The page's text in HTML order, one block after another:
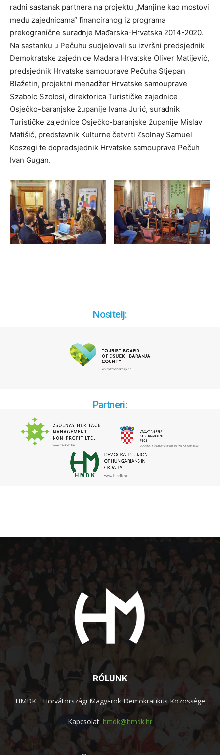
radni sastanak partnera na projektu „Manjine kao mostovi
među zajednicama“ financiranog iz programa
prekogranične suradnje Mađarska-Hrvatska 2014-2020.
Na sastanku u Pečuhu sudjelovali su izvršni predsjednik
Demokratske zajednice Mađara Hrvatske Oliver Matijević,
predsjednik Hrvatske samouprave Pečuha Stjepan
Blažetin, projektni menadžer Hrvatske samouprave
Szabolc Szolosi, direktorica Turističke zajednice
Osječko-baranjske županije Ivana Jurić, suradnik
Turističke zajednice Osječko-baranjske županije Mislav
Matišić, predstavnik Kulturne četvrti Zsolnay Samuel
Koszegi te dopredsjednik Hrvatske samouprave Pečuh
Ivan Gugan.
Nositelj:
Partneri:
RÓLUNK
HMDK - Horvátországi Magyarok Demokratikus Közössége
Kapcsolat: hmdk@hmdk.hr